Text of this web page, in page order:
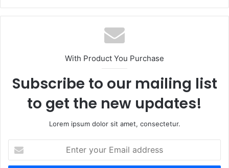
With Product You Purchase
Subscribe to our mailing list
to get the new updates!
Lorem ipsum dolor sit amet, consectetur.
your
Email